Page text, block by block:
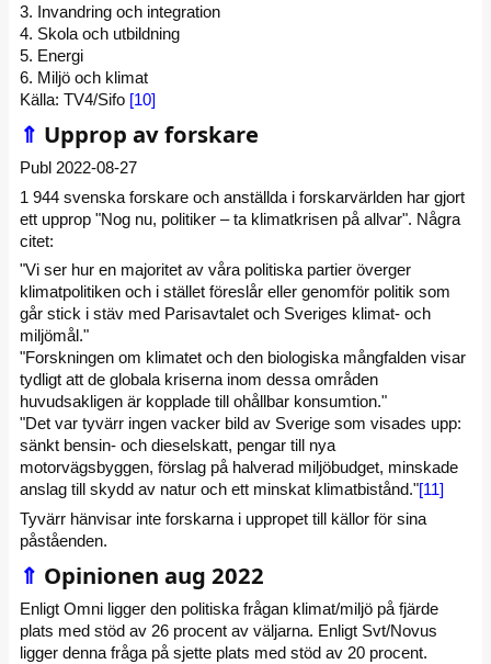
3. Invandring och integration
4. Skola och utbildning
5. Energi
6. Miljö och klimat
Källa: TV4/Sifo [10]
⇑ Upprop av forskare
Publ 2022-08-27
1 944 svenska forskare och anställda i forskarvärlden har gjort
ett upprop "Nog nu, politiker – ta klimatkrisen på allvar". Några
citet:
"Vi ser hur en majoritet av våra politiska partier överger
klimatpolitiken och i stället föreslår eller genomför politik som
går stick i stäv med Parisavtalet och Sveriges klimat- och
miljömål."
"Forskningen om klimatet och den biologiska mångfalden visar
tydligt att de globala kriserna inom dessa områden
huvudsakligen är kopplade till ohållbar konsumtion."
"Det var tyvärr ingen vacker bild av Sverige som visades upp:
sänkt bensin- och dieselskatt, pengar till nya
motorvägsbyggen, förslag på halverad miljöbudget, minskade
anslag till skydd av natur och ett minskat klimatbistånd."[11]
Tyvärr hänvisar inte forskarna i uppropet till källor för sina
påståenden.
⇑ Opinionen aug 2022
Enligt Omni ligger den politiska frågan klimat/miljö på fjärde
plats med stöd av 26 procent av väljarna. Enligt Svt/Novus
ligger denna fråga på sjette plats med stöd av 20 procent.